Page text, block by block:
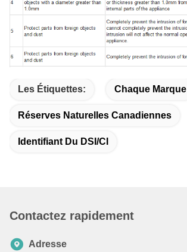
Les Étiquettes: Chaque Marque
Réserves Naturelles Canadiennes
Identifiant Du DSI/CI
Contactez rapidement
Adresse